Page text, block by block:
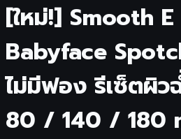
[ใหม่!] Smooth
Babyface
ไม่มีฟอง รีเซ็ตผิ
80 / 140 / 180